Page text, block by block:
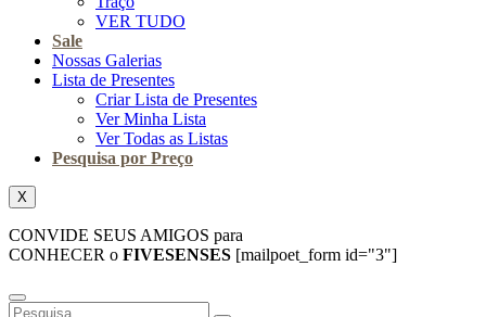
VER TUDO
Sale
Nossas Galerias
Lista de Presentes
Criar Lista de Presentes
Ver Minha Lista
Ver Todas as Listas
Pesquisa por Preço
X
CONVIDE SEUS AMIGOS para
CONHECER o FIVESENSES [mailpoet_form id="3"]